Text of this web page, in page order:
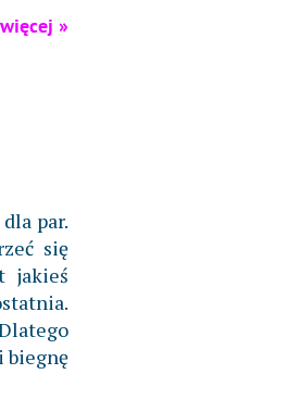
»
par.
się
jakieś
biegnę